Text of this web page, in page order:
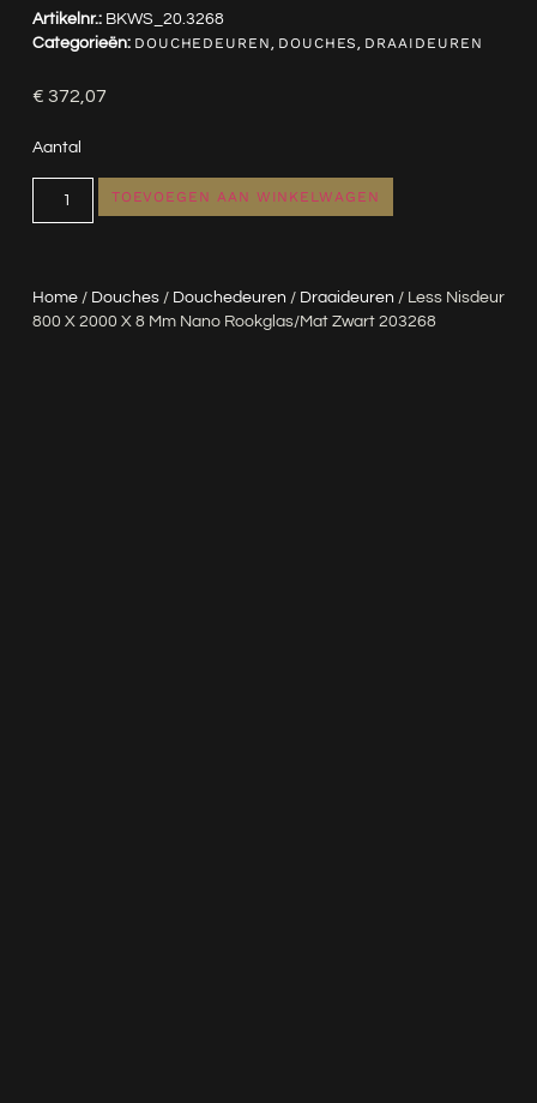
Home/ Douches/ Douchedeuren / Draaideuren / Less Nisdeur
800 X 2000 X 8 Mm Nano Rookglas/mat Zwart 203268
Artikelnr.: BKWS_20.3268
Categorieën: DOUCHEDEUREN, DOUCHES, DRAAIDEUREN
€ 372,07
Aantal
TOEVOEGEN AAN WINKELWAGEN